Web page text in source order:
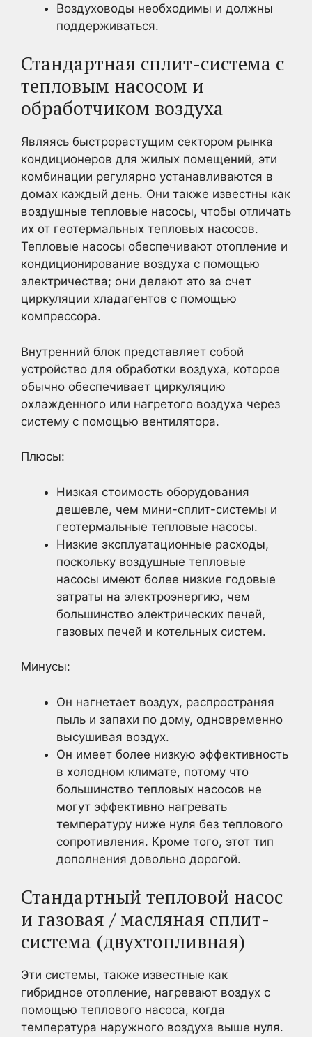
Воздуховоды необходимы и должны
поддерживаться.
Стандартная сплит-система с
тепловым насосом и
обработчиком воздуха
Являясь быстрорастущим сектором рынка
кондиционеров для жилых помещений, эти
комбинации регулярно устанавливаются в
домах каждый день. Они также известны как
воздушные тепловые насосы, чтобы отличать
их от геотермальных тепловых насосов.
Тепловые насосы обеспечивают отопление и
кондиционирование воздуха с помощью
электричества; они делают это за счет
циркуляции хладагентов с помощью
компрессора.
Внутренний блок представляет собой
устройство для обработки воздуха, которое
обычно обеспечивает циркуляцию
охлажденного или нагретого воздуха через
систему с помощью вентилятора.
Плюсы:
Низкая стоимость оборудования
дешевле, чем мини-сплит-системы и
геотермальные тепловые насосы.
Низкие эксплуатационные расходы,
поскольку воздушные тепловые
насосы имеют более низкие годовые
затраты на электроэнергию, чем
большинство электрических печей,
газовых печей и котельных систем.
Минусы:
Он нагнетает воздух, распространяя
пыль и запахи по дому, одновременно
высушивая воздух.
Он имеет более низкую эффективность
в холодном климате, потому что
большинство тепловых насосов не
могут эффективно нагревать
температуру ниже нуля без теплового
сопротивления. Кроме того, этот тип
дополнения довольно дорогой.
Стандартный тепловой насос
и газовая / масляная сплит-
система (двухтопливная)
Эти системы, также известные как
гибридное отопление, нагревают воздух с
помощью теплового насоса, когда
температура наружного воздуха выше нуля.